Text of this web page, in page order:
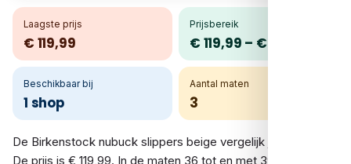
Laagste prijs
€ 119,99
Prijsbereik
€ 119,99 – € 119,99
Beschikbaar bij
1 shop
Aantal maten
3
De Birkenstock nubuck slippers beige vergelijk je bij 1 shop.
De prijs is € 119,99. In de maten 36 tot en met 39 is er